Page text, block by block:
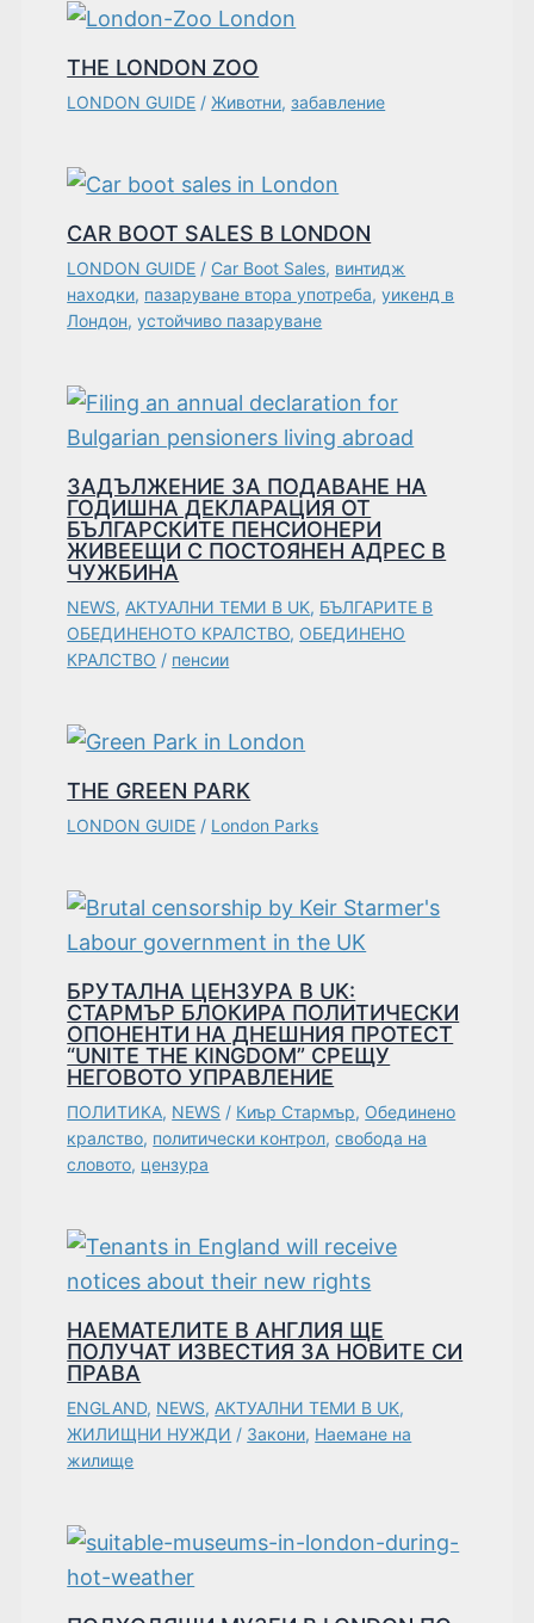
THE LONDON ZOO
LONDON GUIDE / Животни,забавление
CAR BOOT SALES В LONDON
LONDON GUIDE / Car Boot Sales, винтидж
находки, пазаруване втора употреба,уикенд в
Лондон,устойчиво пазаруване
ЗАДЪЛЖЕНИЕ ЗА ПОДАВАНЕ НА
ГОДИШНА ДЕКЛАРАЦИЯ ОТ
БЪЛГАРСКИТЕ ПЕНСИОНЕРИ
ЖИВЕЕЩИ С ПОСТОЯНЕН АДРЕС В
ЧУЖБИНА
NEWS, АКТУАЛНИ ТЕМИ В UK, БЪЛГАРИТЕ В
ОБЕДИНЕНОТО КРАЛСТВО, ОБЕДИНЕНО
КРАЛСТВО / пенсии
THE GREEN PARK
LONDON GUIDE / London Parks
БРУТАЛНА ЦЕНЗУРА В UK:
СТАРМЪР БЛОКИРА ПОЛИТИЧЕСКИ
ОПОНЕНТИ НА ДНЕШНИЯ ПРОТЕСТ
“UNITE THE KINGDOM” СРЕЩУ
НЕГОВОТО УПРАВЛЕНИЕ
ПОЛИТИКА, NEWS / Киър Стармър, Обединено
кралство, политически контрол,свобода на
словото, цензура
НАЕМАТЕЛИТЕ В АНГЛИЯ ЩЕ
ПОЛУЧАТ ИЗВЕСТИЯ ЗА НОВИТЕ СИ
ПРАВА
ENGLAND, NEWS, АКТУАЛНИ ТЕМИ В UK,
ЖИЛИЩНИ НУЖДИ / Закони, Наемане на
жилище